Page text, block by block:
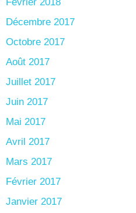
Décembre 2017
Octobre 2017
Août 2017
Juillet 2017
Juin 2017
Mai 2017
Avril 2017
Mars 2017
Février 2017
Janvier 2017